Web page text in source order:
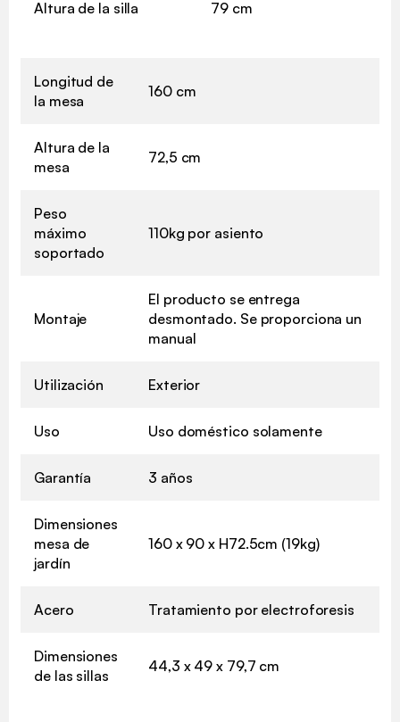
Altura de la silla 79 cm
Longitud de
la mesa
160 cm
Altura de la
mesa
72,5 cm
Peso
máximo
soportado
110kg por asiento
Montaje
El producto se entrega
desmontado. Se proporciona un
manual
Utilización Exterior
Uso Uso doméstico solamente
Garantía 3 años
Dimensiones
mesa de
jardín
160 x 90 x H72.5cm (19kg)
Acero Tratamiento por electroforesis
Dimensiones
de las sillas
44,3 x 49 x 79,7 cm